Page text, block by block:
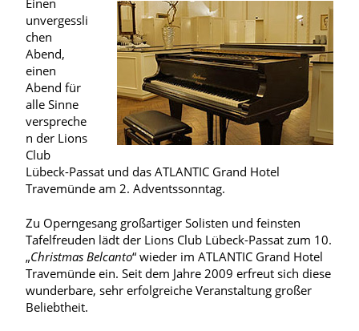
Einen
unvergessli
chen
Abend,
einen
Abend für
alle Sinne
verspreche
n der Lions
Club
Lübeck-Passat und das ATLANTIC Grand Hotel
Travemünde am 2. Adventssonntag.
Zu Operngesang großartiger Solisten und feinsten
Tafelfreuden lädt der Lions Club Lübeck-Passat zum 10.
„Christmas Belcanto“ wieder im ATLANTIC Grand Hotel
Travemünde ein. Seit dem Jahre 2009 erfreut sich diese
wunderbare, sehr erfolgreiche Veranstaltung großer
Beliebtheit.